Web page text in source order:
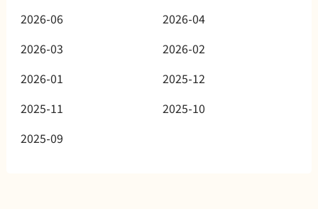
2026-06
2026-04
2026-03
2026-02
2026-01
2025-12
2025-11
2025-10
2025-09